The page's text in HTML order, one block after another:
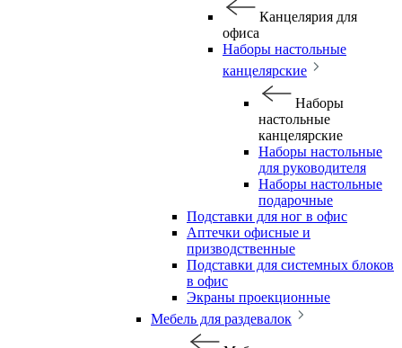
Канцелярия для
офиса
Наборы настольные
канцелярские
Наборы
настольные
канцелярские
Наборы настольные
для руководителя
Наборы настольные
подарочные
Подставки для ног в офис
Аптечки офисные и
призводственные
Подставки для системных блоков
в офис
Экраны проекционные
Мебель для раздевалок